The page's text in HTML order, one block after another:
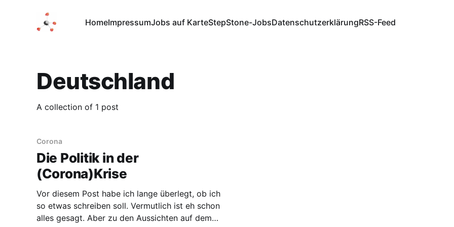
HomeImpressumJobs auf KarteStepStone-JobsDatenschutzerklärungRSS-Feed
Deutschland
A collection of 1 post
Corona
Die Politik in der
(Corona)Krise
Vor diesem Post habe ich lange überlegt, ob ich
so etwas schreiben soll. Vermutlich ist eh schon
alles gesagt. Aber zu den Aussichten auf dem